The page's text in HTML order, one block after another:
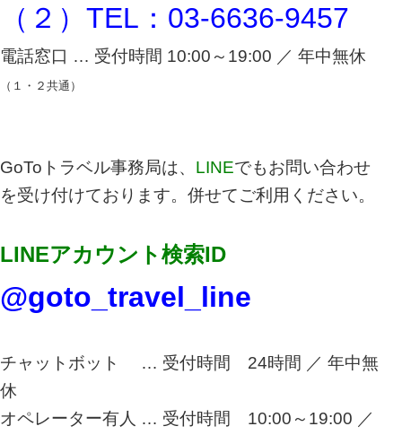
（２）TEL：03-6636-9457
電話窓口 … 受付時間 10:00～19:00 ／ 年中無休
（１・２共通）
GoToトラベル事務局は、 LINEでもお問い合わせ
を受け付けております。併せてご利用ください。
LINEアカウント検索ID
@goto_travel_line
チャットボット … 受付時間 24時間 ／ 年中無
休
オペレーター有人 … 受付時間 10:00～19:00 ／